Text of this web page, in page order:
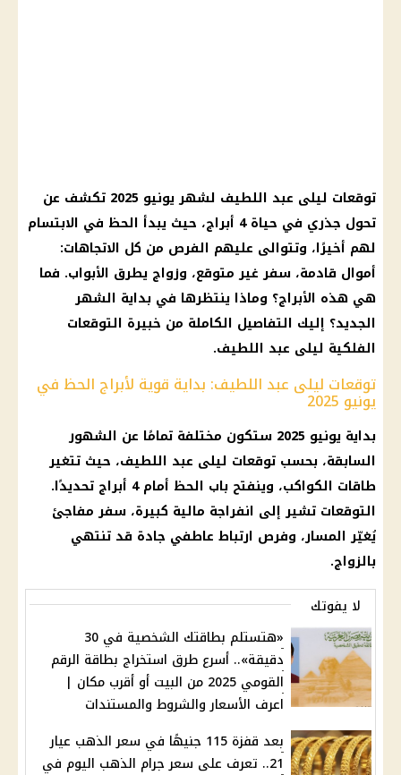
توقعات ليلى عبد اللطيف لشهر يونيو 2025 تكشف عن
تحول جذري في حياة 4 أبراج، حيث يبدأ الحظ في الابتسام
لهم أخيرًا، وتتوالى عليهم الفرص من كل الاتجاهات:
أموال قادمة، سفر غير متوقع، وزواج يطرق الأبواب. فما
هي هذه الأبراج؟ وماذا ينتظرها في بداية الشهر
الجديد؟ إليك التفاصيل الكاملة من خبيرة التوقعات
الفلكية ليلى عبد اللطيف.
توقعات ليلى عبد اللطيف: بداية قوية لأبراج الحظ في
يونيو 2025
بداية يونيو 2025 ستكون مختلفة تمامًا عن الشهور
السابقة، بحسب توقعات ليلى عبد اللطيف، حيث تتغير
طاقات الكواكب، وينفتح باب الحظ أمام 4 أبراج تحديدًا.
التوقعات تشير إلى انفراجة مالية كبيرة، سفر مفاجئ
يُغيّر المسار، وفرص ارتباط عاطفي جادة قد تنتهي
بالزواج.
لا يفوتك
«هتستلم بطاقتك الشخصية في 30
دقيقة».. أسرع طرق استخراج بطاقة الرقم
القومي 2025 من البيت أو أقرب مكان |
اعرف الأسعار والشروط والمستندات
بعد قفزة 115 جنيهًا في سعر الذهب عيار
21.. تعرف على سعر جرام الذهب اليوم في